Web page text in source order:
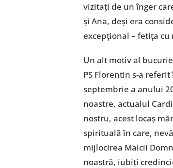
vizitaţi de un înger
şi Ana, deşi era
excepţional – fetiţa
Un alt motiv al
PS Florentin s-a
septembrie a anului
noastre, actualul
nostru, acest locaş
spirituală în care,
mijlocirea Maicii
noastră, iubiţi